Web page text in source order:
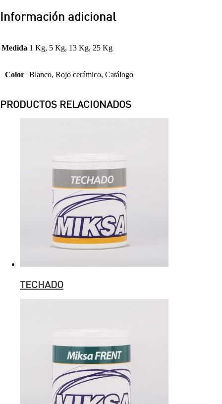
Información adicional
Medida 1 Kg, 5 Kg, 13 Kg, 25 Kg
Color Blanco, Rojo cerámico, Catálogo
PRODUCTOS RELACIONADOS
TECHADO